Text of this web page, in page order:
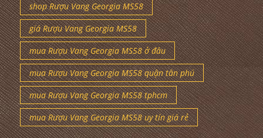
shop Rượu Vang Georgia MS58
giá Rượu Vang Georgia MS58
mua Rượu Vang Georgia MS58 ở đâu
mua Rượu Vang Georgia MS58 quận tân phú
mua Rượu Vang Georgia MS58 tphcm
mua Rượu Vang Georgia MS58 uy tín giá rẻ